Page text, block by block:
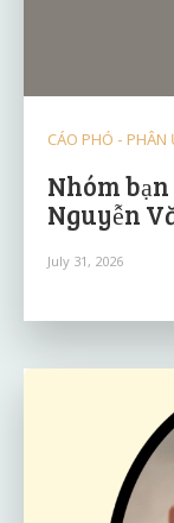
CÁO PHÓ - PHÂN
Nhóm
Nguyễn
July 31, 2026